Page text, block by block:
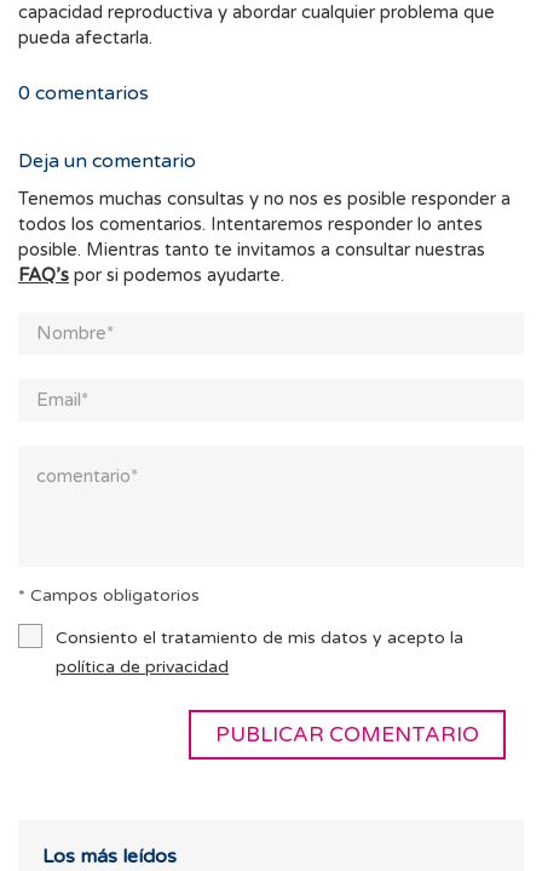
capacidad reproductiva y abordar cualquier problema que
pueda afectarla.
0 comentarios
Deja un comentario
Tenemos muchas consultas y no nos es posible responder a
todos los comentarios. Intentaremos responder lo antes
posible. Mientras tanto te invitamos a consultar nuestras
FAQ’s por si podemos ayudarte.
* Campos obligatorios
Consiento el tratamiento de mis datos y acepto la
política de privacidad
Los más leídos